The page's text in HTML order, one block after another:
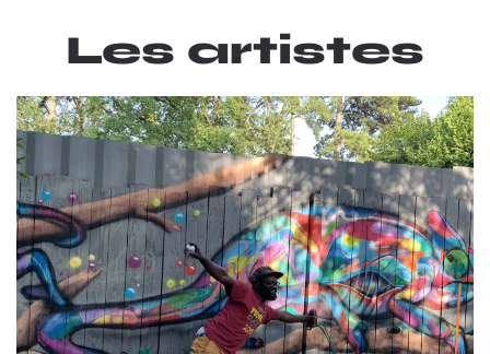
Les artistes
EN SAVOIR PLUS